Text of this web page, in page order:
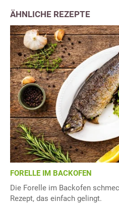
ÄHNLICHE REZEPTE
FORELLE IM BACKOFEN
Die Forelle im Backofen
Rezept, das einfach gelingt.